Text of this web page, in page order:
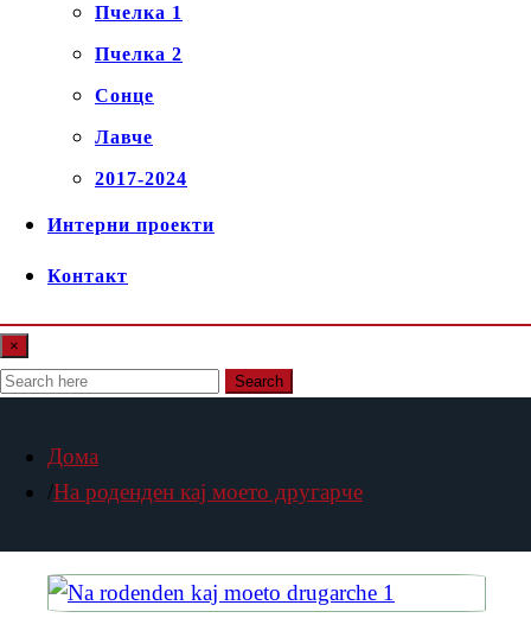
Пчелка 1
Пчелка 2
Сонце
Лавче
2017-2024
Интерни проекти
Контакт
×
Search
Дома
На роденден кај моето другарче